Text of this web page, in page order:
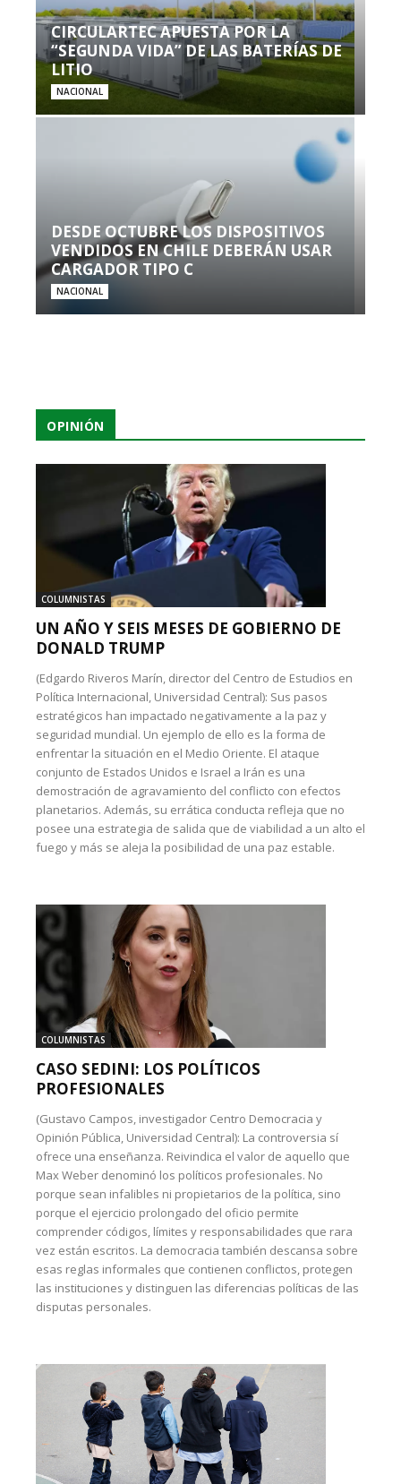
CIRCULARTEC APUESTA POR LA
“SEGUNDA VIDA” DE LAS BATERÍAS DE
LITIO
NACIONAL
DESDE OCTUBRE LOS DISPOSITIVOS
VENDIDOS EN CHILE DEBERÁN USAR
CARGADOR TIPO C
NACIONAL
OPINIÓN
COLUMNISTAS
UN AÑO Y SEIS MESES DE GOBIERNO DE
DONALD TRUMP
(Edgardo Riveros Marín, director del Centro de Estudios en
Política Internacional, Universidad Central): Sus pasos
estratégicos han impactado negativamente a la paz y
seguridad mundial. Un ejemplo de ello es la forma de
enfrentar la situación en el Medio Oriente. El ataque
conjunto de Estados Unidos e Israel a Irán es una
demostración de agravamiento del conflicto con efectos
planetarios. Además, su errática conducta refleja que no
posee una estrategia de salida que de viabilidad a un alto el
fuego y más se aleja la posibilidad de una paz estable.
COLUMNISTAS
CASO SEDINI: LOS POLÍTICOS
PROFESIONALES
(Gustavo Campos, investigador Centro Democracia y
Opinión Pública, Universidad Central): La controversia sí
ofrece una enseñanza. Reivindica el valor de aquello que
Max Weber denominó los políticos profesionales. No
porque sean infalibles ni propietarios de la política, sino
porque el ejercicio prolongado del oficio permite
comprender códigos, límites y responsabilidades que rara
vez están escritos. La democracia también descansa sobre
esas reglas informales que contienen conflictos, protegen
las instituciones y distinguen las diferencias políticas de las
disputas personales.